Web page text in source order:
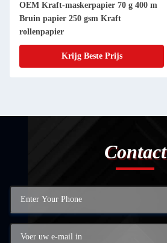
OEM Kraft-maskerpapier 70 g 400 m
Bruin papier 250 gsm Kraft
rollenpapier
Krijg Beste Prijs
Contact